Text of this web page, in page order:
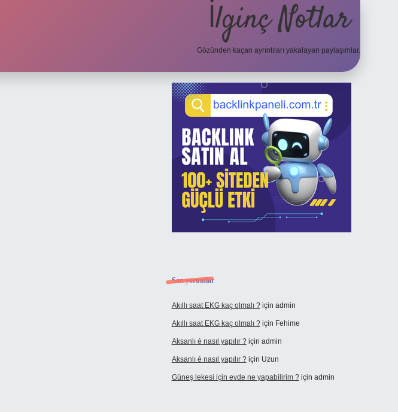
İlginç Notlar
Gözünden kaçan ayrıntıları yakalayan paylaşımlar.
Sidebar
Son yorumlar
Akıllı saat EKG kaç olmalı ?için admin
Akıllı saat EKG kaç olmalı ?için Fehime
Aksanlı é nasıl yapılır ?için admin
Aksanlı é nasıl yapılır ?için Uzun
Güneş lekesi için evde ne yapabilirim ?için admin